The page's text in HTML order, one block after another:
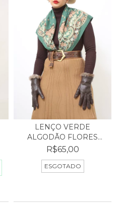
LENÇO VERDE
ALGODÃO FLORES
WESTERN
R$65,00
ESGOTADO